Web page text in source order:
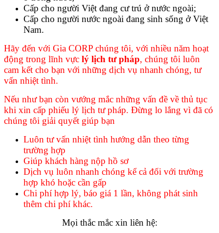
Cấp cho người Việt đang cư trú ở nước ngoài;
Cấp cho người nước ngoài đang sinh sống ở Việt
Nam.
Hãy đến với Gia CORP chúng tôi, với nhiều năm hoạt
động trong lĩnh vực lý lịch tư pháp, chúng tôi luôn
cam kết cho bạn với những dịch vụ nhanh chóng, tư
vấn nhiệt tình.
Nếu như bạn còn vướng mắc những vấn đề về thủ tục
khi xin cấp phiếu lý lịch tư pháp. Đừng lo lắng vì đã có
chúng tôi giải quyết giúp bạn
Luôn tư vấn nhiệt tình hướng dẫn theo từng
trường hợp
Giúp khách hàng nộp hồ sơ
Dịch vụ luôn nhanh chóng kể cả đối với trường
hợp khó hoặc cần gấp
Chi phí hợp lý, báo giá 1 lần, không phát sinh
thêm chi phí khác.
Mọi thắc mắc xin liên hệ: